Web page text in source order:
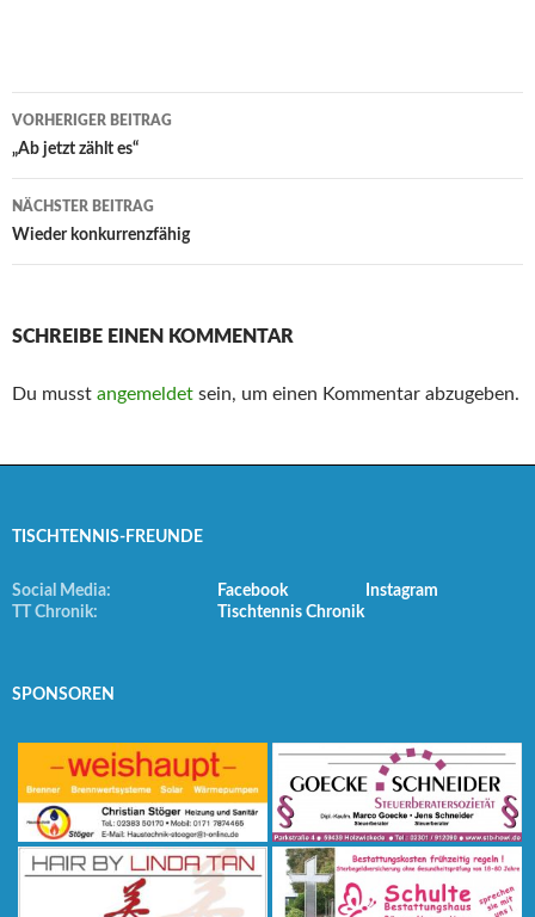
Beitrags-
Navigation
VORHERIGER BEITRAG
„Ab jetzt zählt es“
NÄCHSTER BEITRAG
Wieder konkurrenzfähig
SCHREIBE EINEN KOMMENTAR
Du musst angemeldet sein, um einen Kommentar abzugeben.
TISCHTENNIS-FREUNDE
Social Media: Facebook
Instagram
TT Chronik:
Tischtennis Chronik
SPONSOREN